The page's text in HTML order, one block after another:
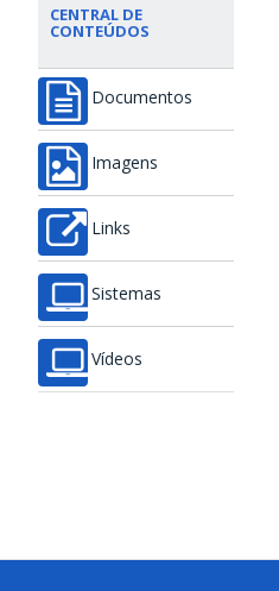
CENTRAL DE
CONTEÚDOS
Documentos
Imagens
Links
Sistemas
Vídeos